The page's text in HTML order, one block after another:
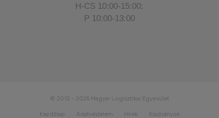
H-CS 10:00-15:00;
P 10:00-13:00
© 2012 - 2025 Magyar Logisztikai Egyesület
Kezdőlap Adatvédelem Hírek
Kiadványok